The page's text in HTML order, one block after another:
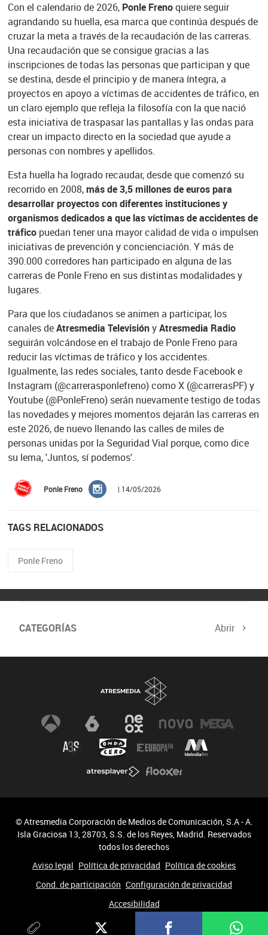
Con el calendario de 2026, Ponle Frenoquiere seguir
agrandando su huella, esa marca que continúa después de
cruzar la meta a través de la recaudación de las carreras.
Una recaudación que se consigue gracias a las
inscripciones de todas las personas que participan y que
se destina, desde el principio y de manera íntegra, a
proyectos en apoyo a víctimas de accidentes de tráfico, en
un claro ejemplo que refleja la filosofía con la que nació
esta iniciativa de traspasar las pantallas y las ondas para
crear un impacto directo en la sociedad que ayude a
personas con nombres y apellidos.
Esta huella ha logrado recaudar, desde que comenzó su
recorrido en 2008,más de 3,5 millones de euros para
desarrollar proyectos con diferentes instituciones y
organismos dedicados a que las víctimas de accidentes de
tráfico puedan tener una mayor calidad de vida o impulsen
iniciativas de prevención y concienciación. Y más de
390.000 corredores han participado en alguna de las
carreras de Ponle Freno en sus distintas modalidades y
lugares.
Para que los ciudadanos se animen a participar, los
canales deAtresmedia TelevisiónyAtresmedia Radio
seguirán volcándose en el trabajo de Ponle Freno para
reducir las víctimas de tráfico y los accidentes.
Igualmente, las redes sociales, tanto desde Facebook e
Instagram (@carrerasponlefreno) como X (@carrerasPF) y
Youtube (@PonleFreno) serán nuevamente testigo de todas
las novedades y mejores momentos dejarán las carreras en
este 2026, de nuevo llenando las calles de miles de
personas unidas por la Seguridad Vial porque, como dice
su lema, 'Juntos, sí podemos'.
Ponle Freno | 14/05/2026
TAGS RELACIONADOS
Ponle Freno
CATEGORÍAS Abrir
© Atresmedia Corporación de Medios de Comunicación, S.A - A.
Isla Graciosa 13, 28703, S.S. de los Reyes, Madrid. Reservados
todos los derechos
Aviso legal Política de privacidad Política de cookies
Cond. de participación Configuración de privacidad
Accesibilidad